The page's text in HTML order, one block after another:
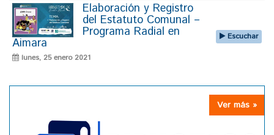
Elaboración y Registro
del Estatuto Comunal –
Programa Radial en
Aimara
lunes, 25 enero 2021
Escuchar
Ver más »